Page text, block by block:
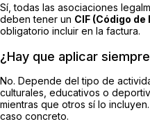
Sí, todas las asociaciones
deben tener un CIF (Código
obligatorio incluir en la factura.
¿Hay que aplicar
No. Depende del tipo de
culturales, educativos o
mientras que otros sí lo
caso concreto.